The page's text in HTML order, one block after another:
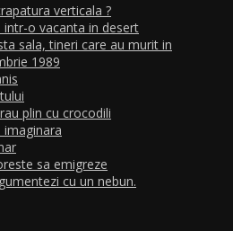
verticala ?
intr-o vacanta in desert
sala, tineri care au murit in
1989
plin cu crocodili
imaginara
sa emigreze
cu un nebun.